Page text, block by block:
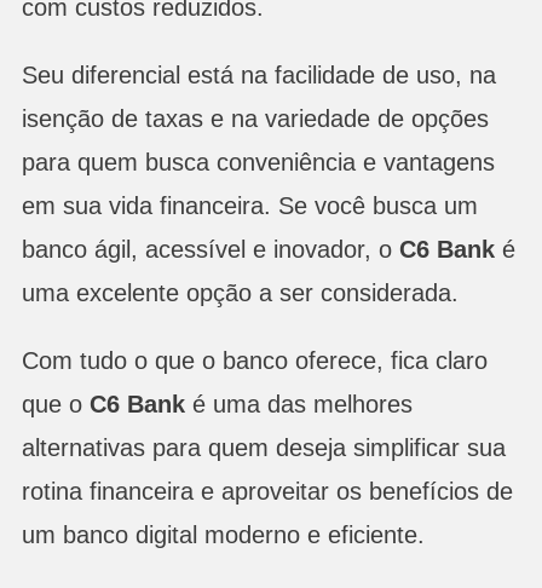
com custos reduzidos.
Seu diferencial está na facilidade de uso, na
isenção de taxas e na variedade de opções
para quem busca conveniência e vantagens
em sua vida financeira. Se você busca um
banco ágil, acessível e inovador, o C6 Bank é
uma excelente opção a ser considerada.
Com tudo o que o banco oferece, fica claro
que o C6 Banké uma das melhores
alternativas para quem deseja simplificar sua
rotina financeira e aproveitar os benefícios de
um banco digital moderno e eficiente.